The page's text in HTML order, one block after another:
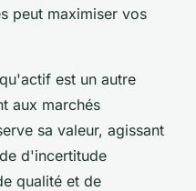
peut maximiser vos
est un autre
aux marchés
sa valeur, agissant
d'incertitude
qualité et de